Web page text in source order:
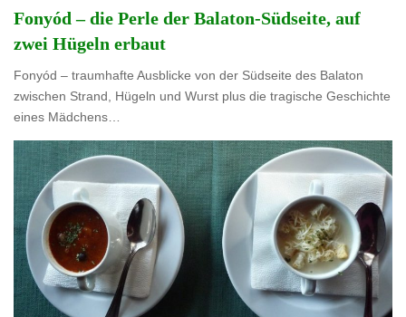
Fonyód – die Perle der Balaton-Südseite, auf
zwei Hügeln erbaut
Fonyód – traumhafte Ausblicke von der Südseite des Balaton
zwischen Strand, Hügeln und Wurst plus die tragische Geschichte
eines Mädchens…